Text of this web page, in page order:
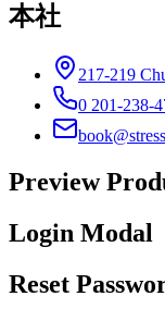
本社
217-219
0 201-238-
Preview
Login Modal
Reset